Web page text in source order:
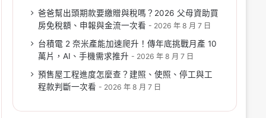
爸爸幫出頭期款要繳贈與稅嗎？2026 父母資助買
房免稅額、申報與金流一次看
2026 年 8 月 7 日
台積電 2 奈米產能加速爬升！傳年底挑戰月產 10
萬片，AI、手機需求推升
2026 年 8 月 7 日
預售屋工程進度怎麼查？建照、使照、停工與工
程款判斷一次看
2026 年 8 月 7 日